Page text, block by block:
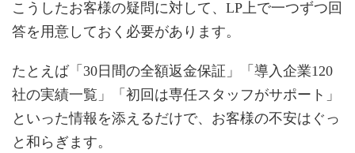
こうしたお客様の疑問に対して、LP上で一つずつ回
答を用意しておく必要があります。
たとえば「30日間の全額返金保証」「導入企業120
社の実績一覧」「初回は専任スタッフがサポート」
といった情報を添えるだけで、お客様の不安はぐっ
と和らぎます。